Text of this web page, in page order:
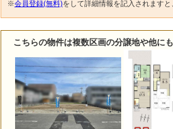
※会員登録(無料)をして詳細情報を記入されます
こちらの物件は複数区画の分譲地や他に